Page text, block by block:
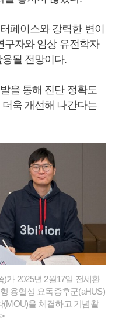
페이스와 강력한 변이
구자와 임상 유전학자
될 전망이다.
을 통해 진단 정확도
욱 개선해 나간다는
가 2025년 2월17일 전세환
용혈성 요독증후군(aHUS)
을 체결하고 기념촬